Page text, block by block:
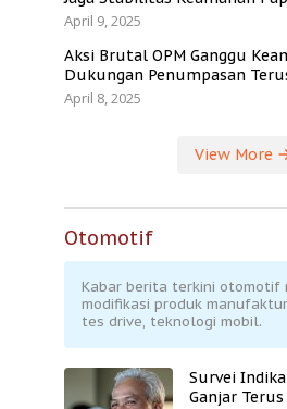
April 9, 2025
Aksi Brutal OPM Ganggu
Dukungan Penumpasan
April 8, 2025
View More
Otomotif
Kabar berita terkini otomotif
modifikasi produk
tes drive, teknologi mobil.
Survei
Ganjar